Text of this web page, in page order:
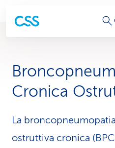
c
e
g
a
Cronica
La
ostruttiva cronica